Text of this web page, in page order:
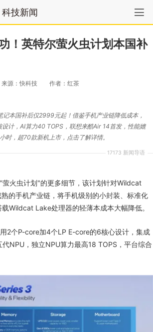
科技新闻
！英特尔萤火虫计划本国补
来源：快科技 作者：红茶
17173 新闻导语
记本国补后仅2999元起！借鉴手机产业链降低成本，
计，AI算力40 TOPS，联想来酷Air 14首发，性能媲
时，超70款新机上市，点击了解详情。
火虫计划"的更多细节，该计划针对Wildcat
的手机产业链，将手机级别的小封装、标准化
Wildcat Lake处理器的轻薄本成本大幅降低。
2个P-core加4个LP E-core的6核心设计，集成
NPU，独立NPU算力最高18 TOPS，平台综合